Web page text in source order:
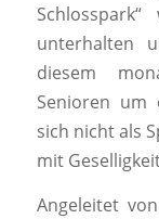
unterhalten
diesem
Senioren um
sich nicht als
mit
Angeleitet